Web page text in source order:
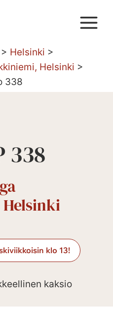
> Helsinki >
Helsinki >
338
338
klo 13!
kaksio